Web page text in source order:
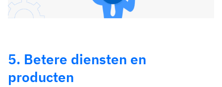
5. Betere diensten en
producten